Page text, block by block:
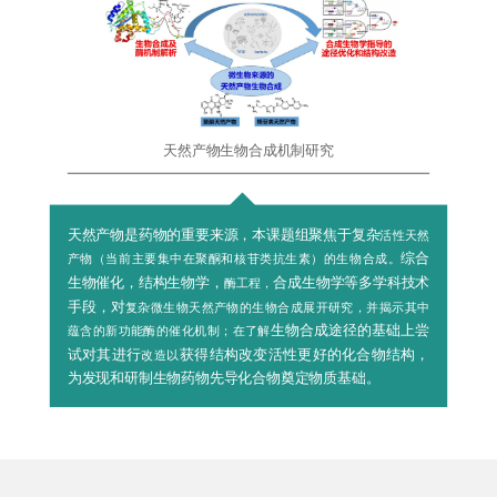
天然产物生物合成机制研究
天然产物是药物的重要来源，本课题组聚焦于复杂活性天然
产物（当前主要集中在聚酮和核苷类抗生素）的生物合成。综合
生物催化，结构生物学， 酶工程，合成生物学等多学科技术
复杂微生物天然产物的生物合成展开研究，并揭示其中
蕴含的新功能酶的催化机制；在了解
生物合成途径的基础上尝
试对其进行
为发现和研制生物药物先导化合物奠定物质基础。